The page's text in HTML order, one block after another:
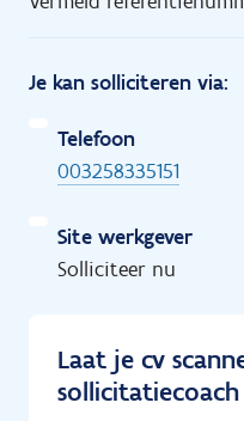
Je kan solliciteren via:
Telefoon
003258335151
Site werkgever
Solliciteer nu
Laat je cv
sollicitatiecoach